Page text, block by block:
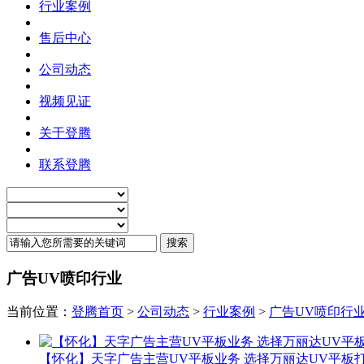
行业案例
售后中心
公司动态
视频见证
关于登腾
联系登腾
广告UV喷印行业
当前位置： 登腾首页 > 公司动态 > 行业案例 > 广告UV喷印行
【怀化】天字广告主营UV平板业务 选择万丽达UV平板